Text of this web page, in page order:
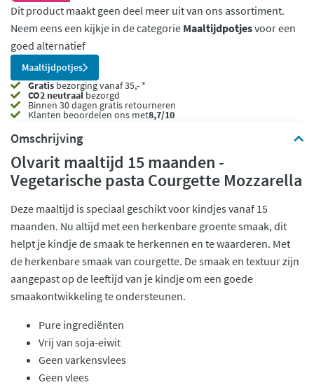
Dit product maakt geen deel meer uit van ons assortiment.
Neem eens een kijkje in de categorie Maaltijdpotjesvoor een
goed alternatief
Maaltijdpotjes
Gratis bezorging vanaf 35,- *
CO2 neutraalbezorgd
Binnen 30 dagen gratis retourneren
Klanten beoordelen ons met8,7/10
Omschrijving
Olvarit maaltijd 15 maanden -
Vegetarische pasta Courgette Mozzarella
Deze maaltijd is speciaal geschikt voor kindjes vanaf 15
maanden. Nu altijd met een herkenbare groente smaak, dit
helpt je kindje de smaak te herkennen en te waarderen. Met
de herkenbare smaak van courgette. De smaak en textuur zijn
aangepast op de leeftijd van je kindje om een goede
smaakontwikkeling te ondersteunen.
Pure ingrediënten
Vrij van soja-eiwit
Geen varkensvlees
Geen vlees